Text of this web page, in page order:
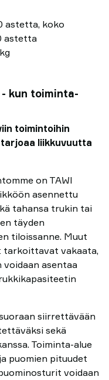
astetta, koko
astetta
kun toiminta-
toimintoihin
liikkuvuutta
on TAWI
asennettu
tahansa trukin tai
täyden
tiloissanne. Muut
tarkoittavat vakaata,
asentaa
siirrettävään
sekä
Toiminta-alue
puomien pituudet
voidaan